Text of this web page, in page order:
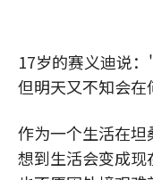
17岁的赛义迪说
但明天又不知会在
作为一个生活在
想到生活会变成